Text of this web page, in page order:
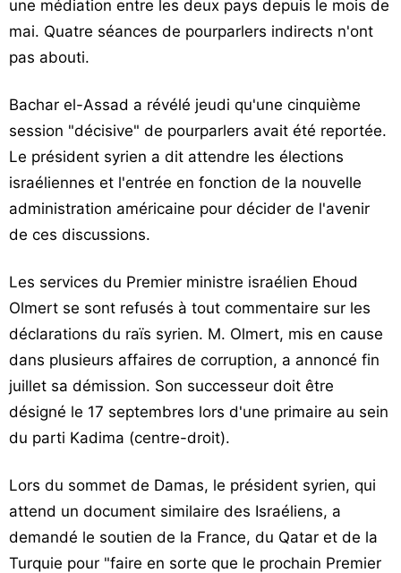
une médiation entre les deux pays depuis le mois de
mai. Quatre séances de pourparlers indirects n'ont
pas abouti.
Bachar el-Assad a révélé jeudi qu'une cinquième
session "décisive" de pourparlers avait été reportée.
Le président syrien a dit attendre les élections
israéliennes et l'entrée en fonction de la nouvelle
administration américaine pour décider de l'avenir
de ces discussions.
Les services du Premier ministre israélien Ehoud
Olmert se sont refusés à tout commentaire sur les
déclarations du raïs syrien. M. Olmert, mis en cause
dans plusieurs affaires de corruption, a annoncé fin
juillet sa démission. Son successeur doit être
désigné le 17 septembres lors d'une primaire au sein
du parti Kadima (centre-droit).
Lors du sommet de Damas, le président syrien, qui
attend un document similaire des Israéliens, a
demandé le soutien de la France, du Qatar et de la
Turquie pour "faire en sorte que le prochain Premier